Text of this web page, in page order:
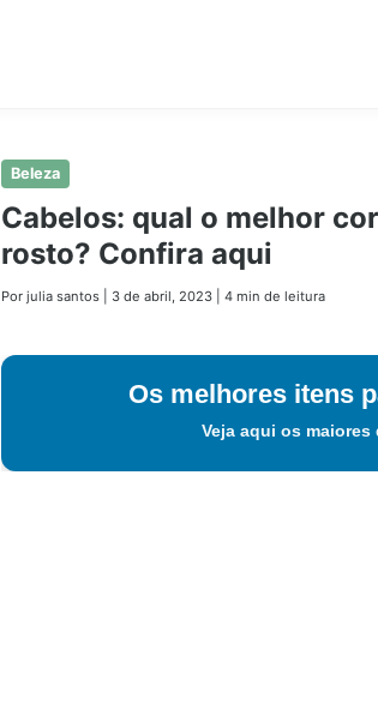
Beleza
Cabelos: qual o melhor
rosto? Confira aqui
Por julia santos 3 de abril, 2023 4 min de leitura
Os melhores itens
Veja aqui os